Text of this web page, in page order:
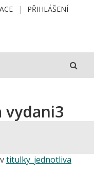
PŘIHLÁŠENÍ
vtitulky_jednotliva